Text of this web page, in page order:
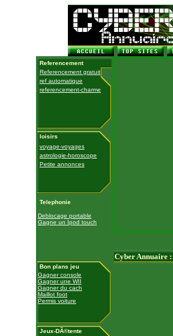
Referencement
Referencement gratuit
ref automatique
referencement-charme
loisirs
voyage-voyages
astrologie-horoscope
Petite annonces
Telephonie
Deblocage portable
Gagne un Ipod touch
Bon plans jeu
Gagner console
Gagner une WII
Gagner du cach
Maillot foot
Permis voiture
Jeux-DÃ©tente
Cyber Annuaire :